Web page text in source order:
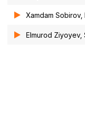
Xamdam Sobirov,